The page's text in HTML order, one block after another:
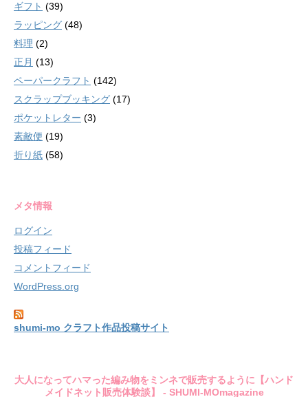
ギフト (39)
ラッピング (48)
料理 (2)
正月 (13)
ペーパークラフト (142)
スクラップブッキング (17)
ポケットレター (3)
素敵便 (19)
折り紙 (58)
メタ情報
ログイン
投稿フィード
コメントフィード
WordPress.org
shumi-mo クラフト作品投稿サイト
大人になってハマった編み物をミンネで販売するように【ハンド
メイドネット販売体験談】 - SHUMI-MOmagazine